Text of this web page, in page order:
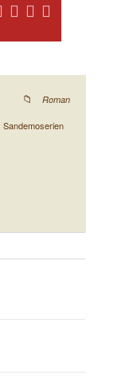
Roman
Sandemoserien